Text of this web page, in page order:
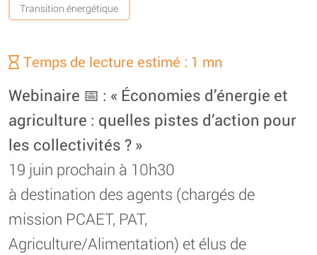
Transition énergétique
Temps de lecture estimé : 1 mn
Webinaire 📅 : « Économies d’énergie et
agriculture : quelles pistes d’action pour
les collectivités ? »
19 juin prochain à 10h30
à destination des agents (chargés de
mission PCAET, PAT,
Agriculture/Alimentation) et élus de